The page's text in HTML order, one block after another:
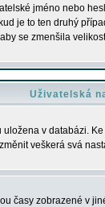
jméno nebo
je to ten druhý
se zmenšila
Uživatelská
v databázi.
veškerá svá
časy zobrazené v